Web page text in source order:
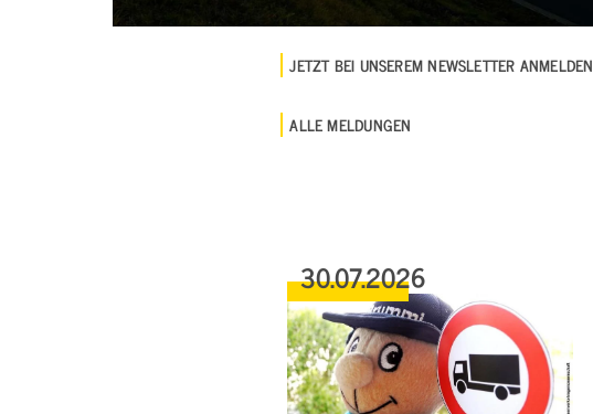
JETZT BEI UNSEREM NEWSLETTER ANMELDEN
ALLE MELDUNGEN
30.07.2026